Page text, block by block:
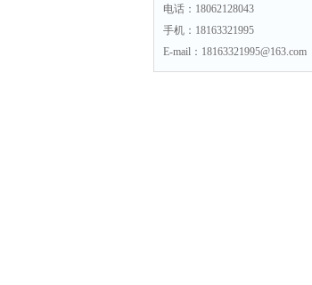
电话：18062128043
手机：18163321995
E-mail：18163321995@163.com